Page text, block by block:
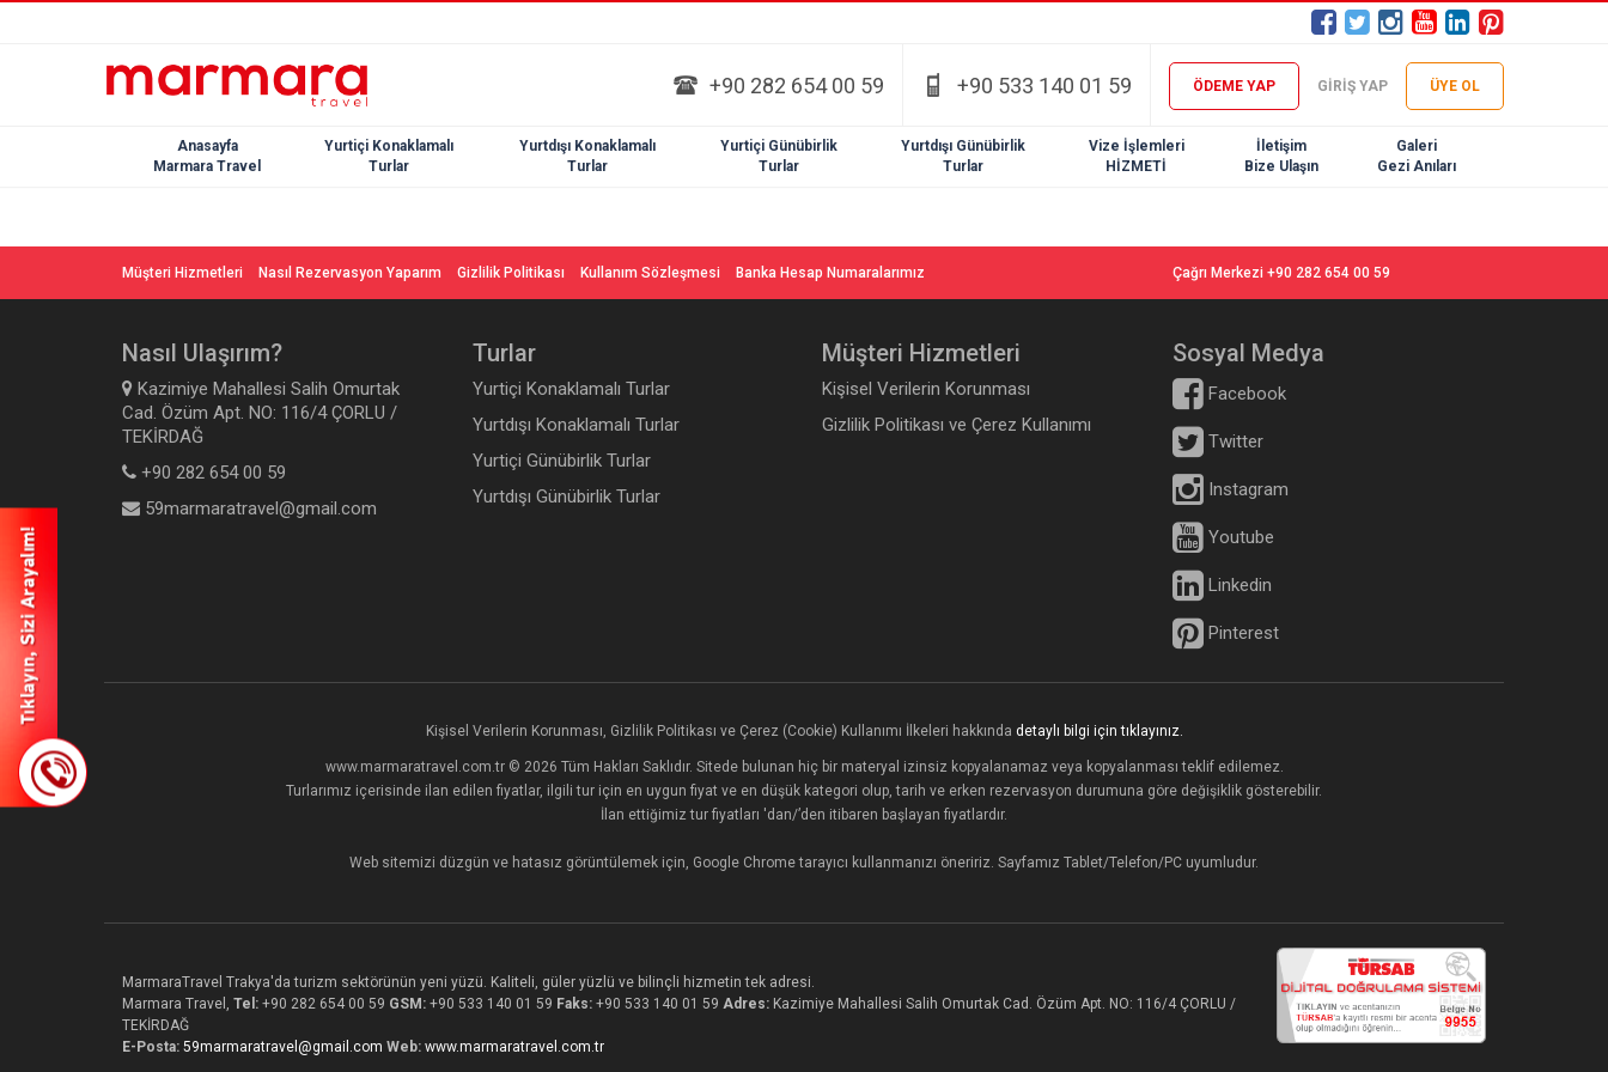
+90 282 654 00 59 +90 533 140 01 59 ÖDEME YAP GİRİŞ YAP ÜYE OL
Anasayfa
Marmara Travel
Yurtiçi Konaklamalı
Turlar
Yurtdışı Konaklamalı
Turlar
Yurtiçi Günübirlik
Turlar
Yurtdışı Günübirlik
Turlar
Vize İşlemleri
HİZMETİ
İletişim
Bize Ulaşın
Galeri
Gezi Anıları
Müşteri Hizmetleri Nasıl Rezervasyon Yaparım Gizlilik Politikası Kullanım Sözleşmesi Banka Hesap Numaralarımız Çağrı Merkezi +90 282 654 00 59
Nasıl Ulaşırım?
Kazimiye Mahallesi Salih Omurtak
Cad. Özüm Apt. NO: 116/4 ÇORLU /
TEKİRDAĞ
+90 282 654 00 59
59marmaratravel@gmail.com
Turlar
Yurtiçi Konaklamalı Turlar
Yurtdışı Konaklamalı Turlar
Yurtiçi Günübirlik Turlar
Yurtdışı Günübirlik Turlar
Müşteri Hizmetleri
Kişisel Verilerin Korunması
Gizlilik Politikası ve Çerez Kullanımı
Sosyal Medya
Facebook
Twitter
Instagram
Youtube
Linkedin
Pinterest
Kişisel Verilerin Korunması, Gizlilik Politikası ve Çerez (Cookie) Kullanımı İlkeleri hakkında detaylı bilgi için tıklayınız.
www.marmaratravel.com.tr © 2026 Tüm Hakları Saklıdır. Sitede bulunan hiç bir materyal izinsiz kopyalanamaz veya kopyalanması teklif edilemez.
Turlarımız içerisinde ilan edilen fiyatlar, ilgili tur için en uygun fiyat ve en düşük kategori olup, tarih ve erken rezervasyon durumuna göre değişiklik gösterebilir.
İlan ettiğimiz tur fiyatları 'dan/’den itibaren başlayan fiyatlardır.
Web sitemizi düzgün ve hatasız görüntülemek için, Google Chrome tarayıcı kullanmanızı öneririz. Sayfamız Tablet/Telefon/PC uyumludur.
MarmaraTravel Trakya'da turizm sektörünün yeni yüzü. Kaliteli, güler yüzlü ve bilinçli hizmetin tek adresi.
Marmara Travel, Tel: +90 282 654 00 59 GSM: +90 533 140 01 59 Faks: +90 533 140 01 59 Adres: Kazimiye Mahallesi Salih Omurtak Cad. Özüm Apt. NO: 116/4 ÇORLU /
TEKİRDAĞ
E-Posta: 59marmaratravel@gmail.com Web: www.marmaratravel.com.tr